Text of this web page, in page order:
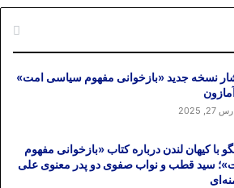
نسخه جدید «بازخوانی مفهوم سیاسی امت»
27, 2025
با کیهان لندن درباره کتاب «بازخوانی مفهوم
سید قطب و نواب صفوی دو پدر معنوی علی